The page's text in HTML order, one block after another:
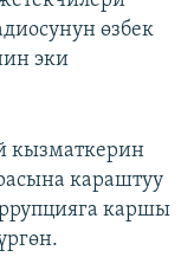
өзбек
эки
кызматкерин
караштуу
каршы